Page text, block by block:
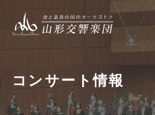
コンサート情報